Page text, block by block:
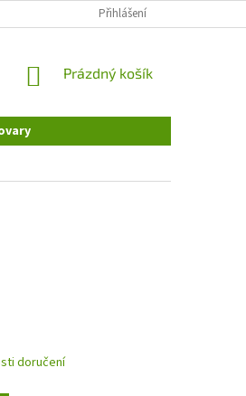
REKLAMAČNÍ ŘÁD
Přihlášení
NÁKUPNÍ
Prázdný košík
doručení